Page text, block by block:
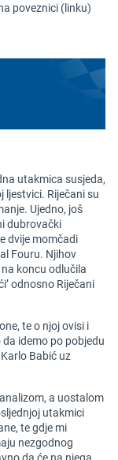
poveznici (linku)
utakmica susjeda,
Riječani su
Ujedno, još
dubrovački
dvije momčadi
Fouru. Njihov
koncu odlučila
odnosno Riječani
te o njoj ovisi i
idemo po pobjedu
Babić uz
a uostalom
utakmici
te gdje mi
nezgodnog
da će na njega